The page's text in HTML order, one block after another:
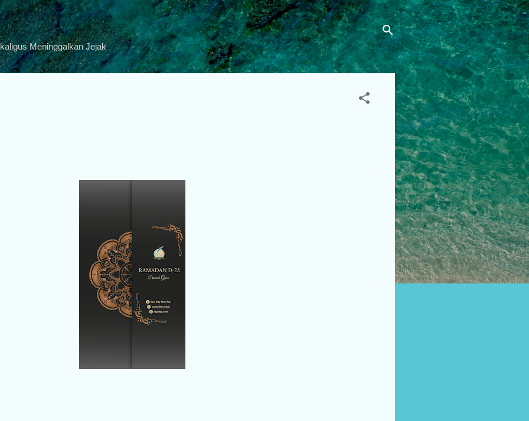
Skip to main content
Meninggalkan Jejak